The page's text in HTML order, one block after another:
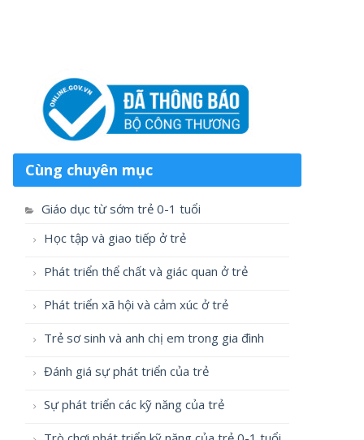
Cùng chuyên mục
Giáo dục từ sớm trẻ 0-1 tuổi
Học tập và giao tiếp ở trẻ
Phát triển thể chất và giác quan ở trẻ
Phát triển xã hội và cảm xúc ở trẻ
Trẻ sơ sinh và anh chị em trong gia đình
Đánh giá sự phát triển của trẻ
Sự phát triển các kỹ năng của trẻ